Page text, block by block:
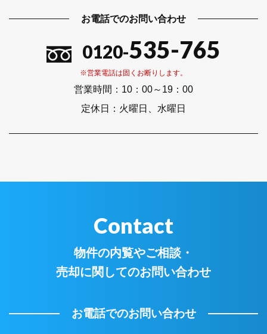
お電話でのお問い合わせ
0120-535-765
※営業電話は固くお断りします。
営業時間： 10：00～19：00
定休日： 火曜日、水曜日
Contact
物件の内覧やご相談・
売却に関してのお問い合わせ
お電話でのお問い合わせ